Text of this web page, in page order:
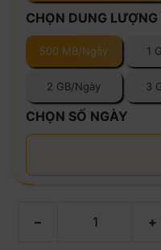
CHỌN DUNG LƯỢNG
500 MB/Ngày 1
2 GB/Ngày 3
CHỌN SỐ NGÀY
– +